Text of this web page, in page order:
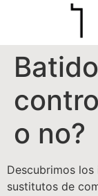
o no?
Descubrimos
sustitutos de